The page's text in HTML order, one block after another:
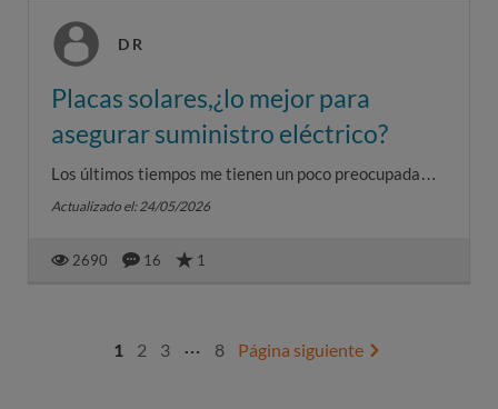
D R
Placas solares,¿lo mejor para
asegurar suministro eléctrico?
Los últimos tiempos me tienen un poco preocupada
.....Con los cambios que estamos viviendo y las subidas
Actualizado el: 24/05/2026
2690 16 1
1 2 3 … 8 Página siguiente